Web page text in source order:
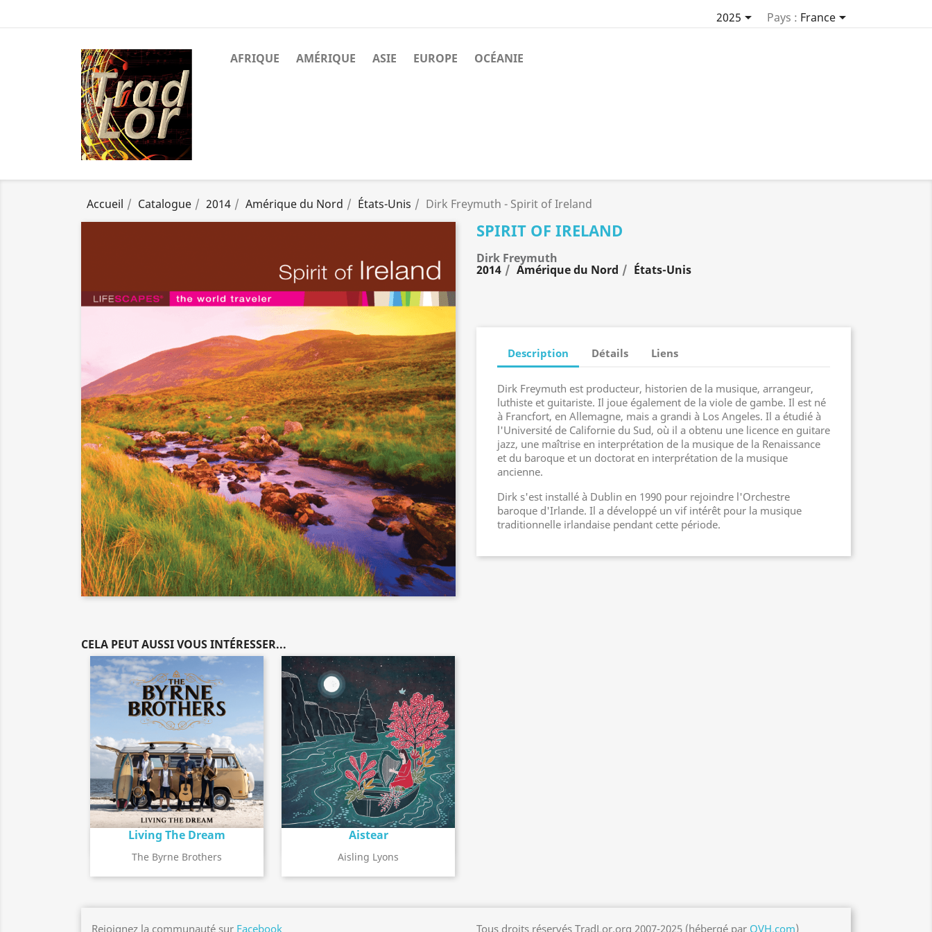
2025 Pays : France
AFRIQUE AMÉRIQUE ASIE EUROPE OCÉANIE
Accueil Catalogue 2014 Amérique du Nord États-Unis Dirk Freymuth - Spirit of Ireland
SPIRIT OF IRELAND
Dirk Freymuth
2014 Amérique du Nord États-Unis
Description Détails Liens
Dirk Freymuth est producteur, historien de la musique, arrangeur,
luthiste et guitariste. Il joue également de la viole de gambe. Il est né
à Francfort, en Allemagne, mais a grandi à Los Angeles. Il a étudié à
l'Université de Californie du Sud, où il a obtenu une licence en guitare
jazz, une maîtrise en interprétation de la musique de la Renaissance
et du baroque et un doctorat en interprétation de la musique
ancienne.
Dirk s'est installé à Dublin en 1990 pour rejoindre l'Orchestre
baroque d'Irlande. Il a développé un vif intérêt pour la musique
traditionnelle irlandaise pendant cette période.
CELA PEUT AUSSI VOUS INTÉRESSER...
Living The Dream
The Byrne Brothers
searchDétail de l'album Aistear
Aisling Lyons
Détail de l'album
Rejoignez la communauté sur Facebook Tous droits réservés TradLor.org 2007-2025 (hébergé par OVH.com)